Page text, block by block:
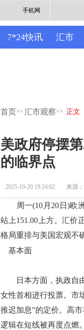
手机网
7*24快讯 汇市
首页>> 汇市观察>> 正文
美政府停摆
的临界点
2025-10-20 19:24:02 来源
周一(10月20日)欧洲
站上151.00上方。汇价
格局重排与美国宏观不
基本面
日本方面，执政自由
女性首相进行投票。市
推迟加息”的定价。高
逻辑在短线被再度点燃